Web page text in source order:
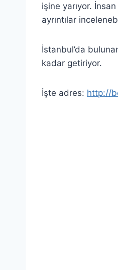
işine yarıyor.
ayrıntılar
İstanbul’da
kadar getiriyor.
İşte adres: http://